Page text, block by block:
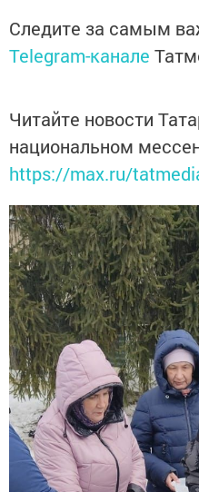
Следите за самым
Telegram-канале
Читайте новости
национальном
https://max.ru/